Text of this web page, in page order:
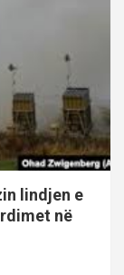
lindjen e
në